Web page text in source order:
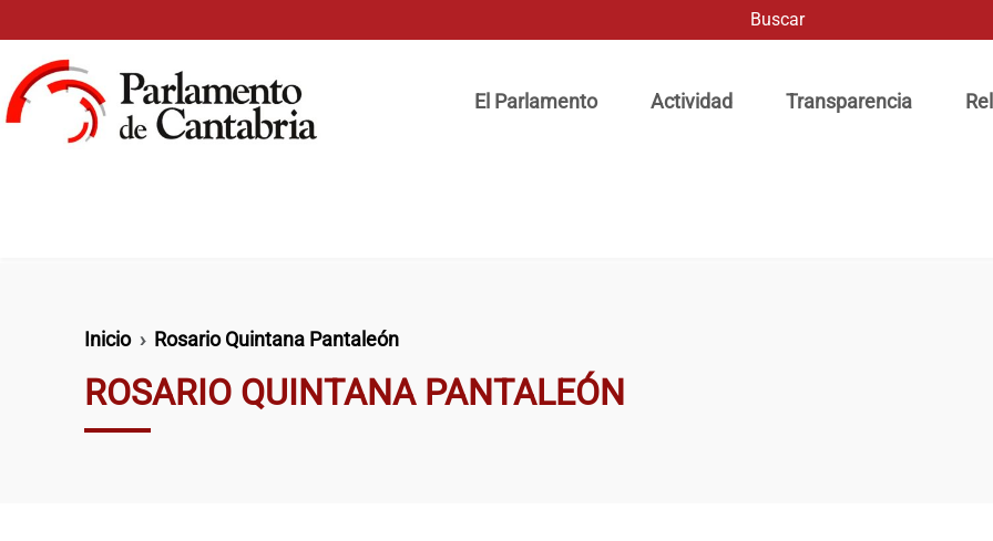
El Parlamento
Actividad Transparencia
Ruta de navegación
Inicio Rosario Quintana Pantaleón
ROSARIO QUINTANA PANTALEÓN